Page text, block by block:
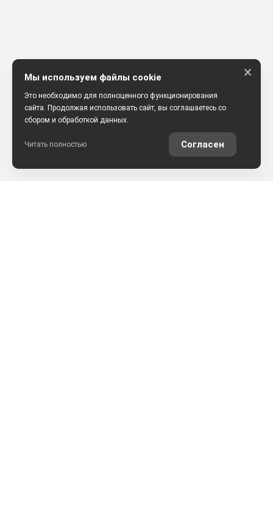
Мы используем файлы cookie
Это необходимо для полноценного функционирования
сайта. Продолжая использовать сайт, вы соглашаетесь со
сбором и обработкой данных.
Читать полностью Согласен
×